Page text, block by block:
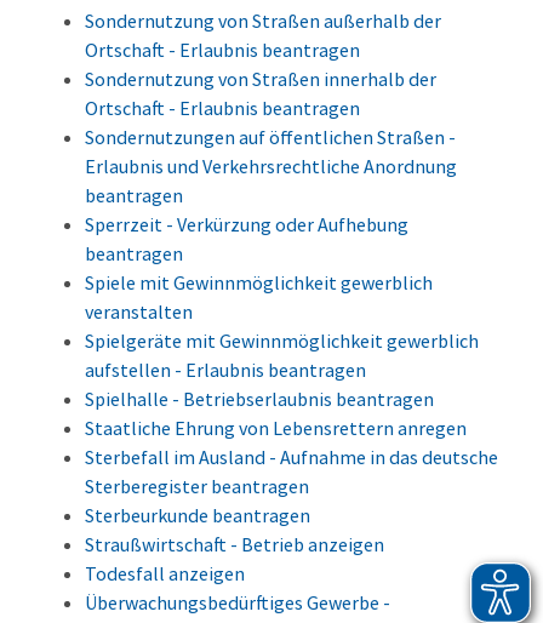
Sondernutzung von Straßen außerhalb der
Ortschaft - Erlaubnis beantragen
Sondernutzung von Straßen innerhalb der
Ortschaft - Erlaubnis beantragen
Sondernutzungen auf öffentlichen Straßen -
Erlaubnis und Verkehrsrechtliche Anordnung
beantragen
Sperrzeit - Verkürzung oder Aufhebung
beantragen
Spiele mit Gewinnmöglichkeit gewerblich
veranstalten
Spielgeräte mit Gewinnmöglichkeit gewerblich
aufstellen - Erlaubnis beantragen
Spielhalle - Betriebserlaubnis beantragen
Staatliche Ehrung von Lebensrettern anregen
Sterbefall im Ausland - Aufnahme in das deutsche
Sterberegister beantragen
Sterbeurkunde beantragen
Straußwirtschaft - Betrieb anzeigen
Todesfall anzeigen
Überwachungsbedürftiges Gewerbe -